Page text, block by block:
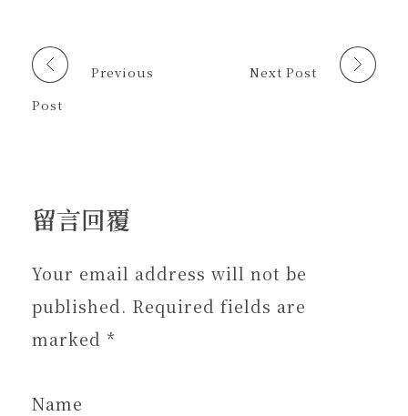
)
Previous
Post
Next Post
留言回覆
Your email address will not be
published. Required fields are
marked *
Name